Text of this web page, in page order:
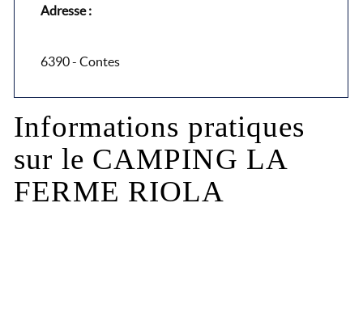
Adresse :
6390 - Contes
Informations pratiques
sur le CAMPING LA
FERME RIOLA